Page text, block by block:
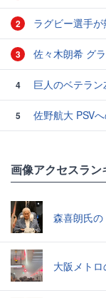
2 ラグビー選手
3 佐々木朗希 グ
4 巨人のベテラ
5
佐野航大 PSV
画像アクセスラン
森喜朗氏
大阪メトロ